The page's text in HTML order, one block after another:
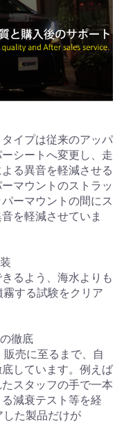
イプは従来のアッパ
シートへ変更し、走
る異音を軽減させる
マウントのストラッ
ーマウントの間にス
を軽減させていま
るよう、海水よりも
する試験をクリア
徹底
売に至るまで、自
しています。例えば
スタッフの手で一本
減衰テスト等を経
した製品だけが